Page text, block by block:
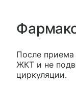
После приема
ЖКТ и не
циркуляции.